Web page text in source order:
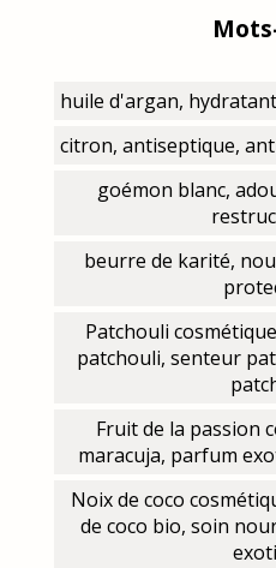
huile d'argan,
citron, antiseptique,
goémon blanc,
beurre de karité,
Patchouli
patchouli, senteur
Fruit de la passion
maracuja, parfum
Noix de coco
de coco bio, soin